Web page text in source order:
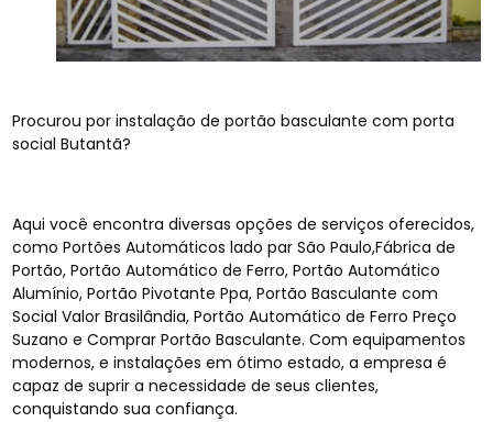
Procurou por instalação de portão basculante com porta
social Butantã?
Aqui você encontra diversas opções de serviços oferecidos,
como Portões Automáticos lado par São Paulo,Fábrica de
Portão, Portão Automático de Ferro, Portão Automático
Alumínio, Portão Pivotante Ppa, Portão Basculante com
Social Valor Brasilândia, Portão Automático de Ferro Preço
Suzano e Comprar Portão Basculante. Com equipamentos
modernos, e instalações em ótimo estado, a empresa é
capaz de suprir a necessidade de seus clientes,
conquistando sua confiança.